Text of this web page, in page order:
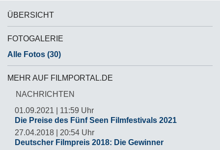
ÜBERSICHT
FOTOGALERIE
Alle Fotos (30)
MEHR AUF FILMPORTAL.DE
NACHRICHTEN
01.09.2021 | 11:59 Uhr
Die Preise des Fünf Seen Filmfestivals 2021
27.04.2018 | 20:54 Uhr
Deutscher Filmpreis 2018: Die Gewinner